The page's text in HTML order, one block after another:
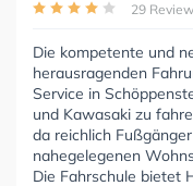
29
Die kompetente und
herausragenden
Service in
und Kawasaki zu
da reichlich
nahegelegenen
Die Fahrschule bietet